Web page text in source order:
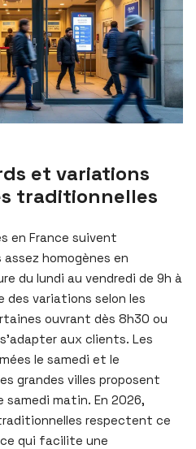
et variations
traditionnelles
en France suivent
homogènes en
du lundi au vendredi de 9h à
des variations selon les
ouvrant dès 8h30 ou
aux clients. Les
le samedi et le
grandes villes proposent
matin. En 2026,
respectent ce
qui facilite une